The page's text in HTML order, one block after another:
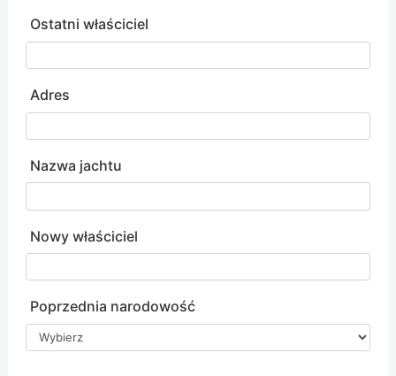
Ostatni właściciel
Adres
Nazwa jachtu
Nowy właściciel
Poprzednia narodowość